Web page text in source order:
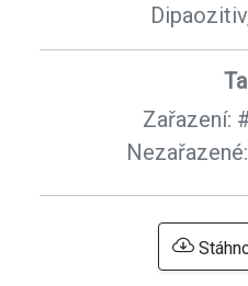
Zařazení:
Nezařazené: